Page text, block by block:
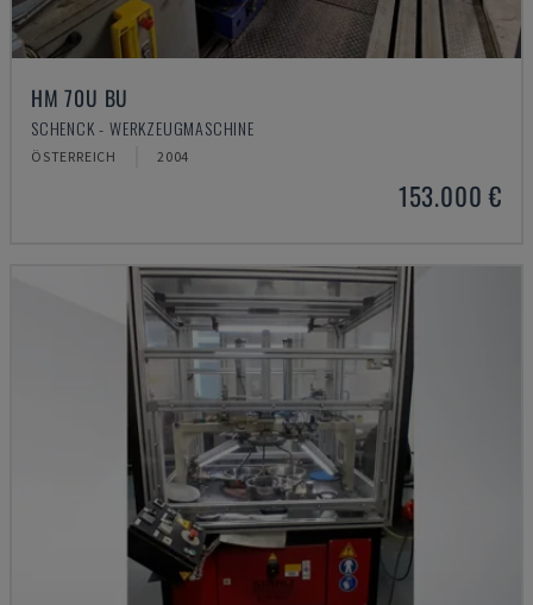
HM 70U BU
SCHENCK - WERKZEUGMASCHINE
ÖSTERREICH 2004
153.000 €